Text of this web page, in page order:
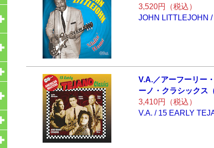
3,520円（税込）
JOHN LITTLEJOHN
V.A.／アーフーリ ー
ーノ・クラシックス
3,410円（税込）
V.A. / 15 EARLY